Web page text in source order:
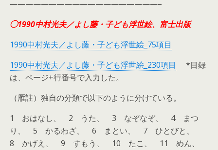
———————————————————–
◯1990中村光夫／よし藤・子ども浮世絵、富士出版
1990中村光夫／よし藤・子ども浮世絵_75項目
1990中村光夫／よし藤・子ども浮世絵_230項目
*目録
は、ページ+行番号で入力した。
（雁註）独自の分類で以下のように分けている。
1 おはなし、 2 うた、 3 なぞなぞ、 4 まつ
り、 5 かるわざ、 6 まとい、 7 ひとびと、
8 かげえ、 9 すもう、 10 たこ、 11 めん、